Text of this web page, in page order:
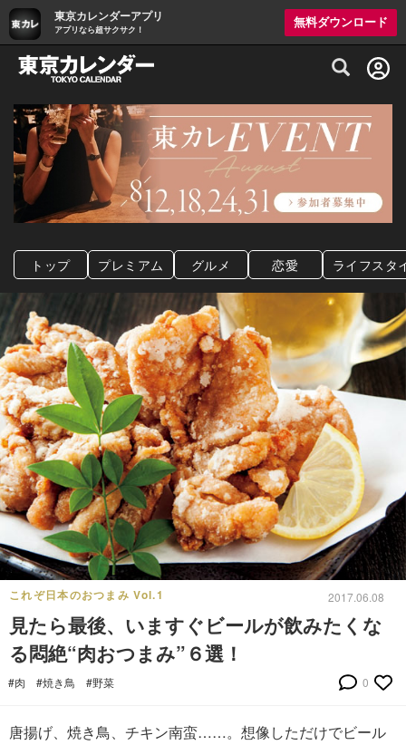
東京カレンダーアプリ
アプリなら超サクサク！
無料ダウンロード
グルメ情報・プレミアムレストラン予約
トップ プレミアム グルメ 恋愛 ライフスタ
これぞ日本のおつまみ Vol.1 2017.06.08
見たら最後、いますぐビールが飲みたくな
る悶絶“肉おつまみ”６選！
#肉 #焼き鳥 #野菜 0
唐揚げ、焼き鳥、チキン南蛮……。想像しただけでビール